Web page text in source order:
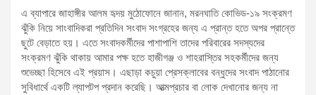
এ ব্যাপারে জাহাঙ্গীর আলম হৃদয় মুঠোফোনে জানান, মরনঘাতি কোভিড-১৯ সংক্রমণ
ঝুঁকি নিয়ে সাংবাদিকরা প্রতিদিন সংবাদ সংগ্রহের জন্য এ প্রান্ত হতে অপর প্রান্তে
ছুটে বেড়াতে হয়। এতে সংবাদকর্মীদের পাশাপাশি তাদের পরিবারের সদস্যদের
সংক্রমণ ঝুঁকি থাকায় আমার পক্ষ হতে হাজীগঞ্জ ও শাহরাস্তির সহকর্মীদের জন্য
শুভেচ্ছা হিসেবে এই প্রয়াস। এছাড়া কচুয়া প্রেসক্লাবের বন্ধুদের সংবাদ পাঠানোর
সুবিধার্থে একটি ল্যাপটপ প্রদান করেছি। আত্মপ্রচার বা লোক দেখানোর জন্য না